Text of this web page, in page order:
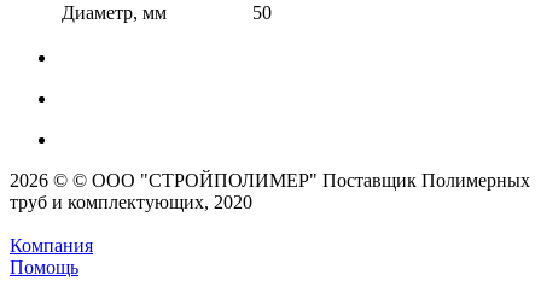
Диаметр, мм
50
2026 © © ООО "СТРОЙПОЛИМЕР" Поставщик Полимерных
труб и комплектующих, 2020
Компания
Помощь